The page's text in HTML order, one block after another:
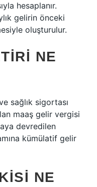
hesaplanır.
gelirin önceki
oluşturulur.
NE
sağlık sigortası
maaş gelir vergisi
devredilen
kümülatif gelir
NE